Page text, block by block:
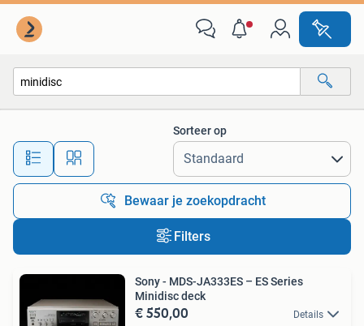
Alle afstanden…
Sorteer op
Bewaar je zoekopdracht
Filters
Sony - MDS-JA333ES – ES Series
Minidisc deck
€ 550,00 Details